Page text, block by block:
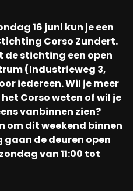
16 juni kun je een
Corso Zundert.
de stichting een open
(Industrieweg 3,
iedereen. Wil je meer
Corso weten of wil je
vanbinnen zien?
om dit weekend binnen
de deuren open
van 11:00 tot